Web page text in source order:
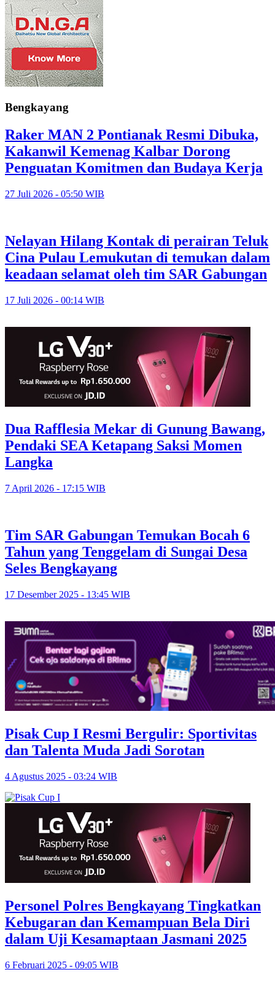
Bengkayang
Raker MAN 2 Pontianak Resmi Dibuka,
Kakanwil Kemenag Kalbar Dorong
Penguatan Komitmen dan Budaya Kerja
27 Juli 2026 - 05:50 WIB
Nelayan Hilang Kontak di perairan Teluk
Cina Pulau Lemukutan di temukan dalam
keadaan selamat oleh tim SAR Gabungan
17 Juli 2026 - 00:14 WIB
Dua Rafflesia Mekar di Gunung Bawang,
Pendaki SEA Ketapang Saksi Momen
Langka
7 April 2026 - 17:15 WIB
Tim SAR Gabungan Temukan Bocah 6
Tahun yang Tenggelam di Sungai Desa
Seles Bengkayang
17 Desember 2025 - 13:45 WIB
Pisak Cup I Resmi Bergulir: Sportivitas
dan Talenta Muda Jadi Sorotan
4 Agustus 2025 - 03:24 WIB
Personel Polres Bengkayang Tingkatkan
Kebugaran dan Kemampuan Bela Diri
dalam Uji Kesamaptaan Jasmani 2025
6 Februari 2025 - 09:05 WIB